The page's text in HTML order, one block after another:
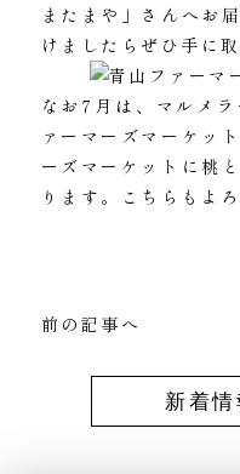
またまや」さんへお
けましたらぜひ手に
なお7月は、マルメ
ァーマーズマーケッ
ーズマーケットに桃
ります。こちらもよ
前の記事へ
新着